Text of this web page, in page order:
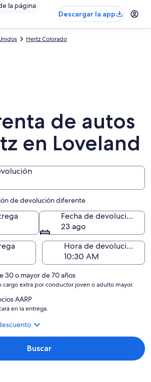
la página
Descargar la app
Hertz Colorado
de autos
en Loveland
de devolución diferente
Fecha de devolución
23 ago
Hora de devolución
30 o mayor de 70 años
cargo extra por conductor joven o adulto mayor.
AARP
en la entrega.
Buscar